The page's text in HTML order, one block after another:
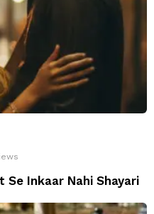
Se Inkaar Nahi Shayari